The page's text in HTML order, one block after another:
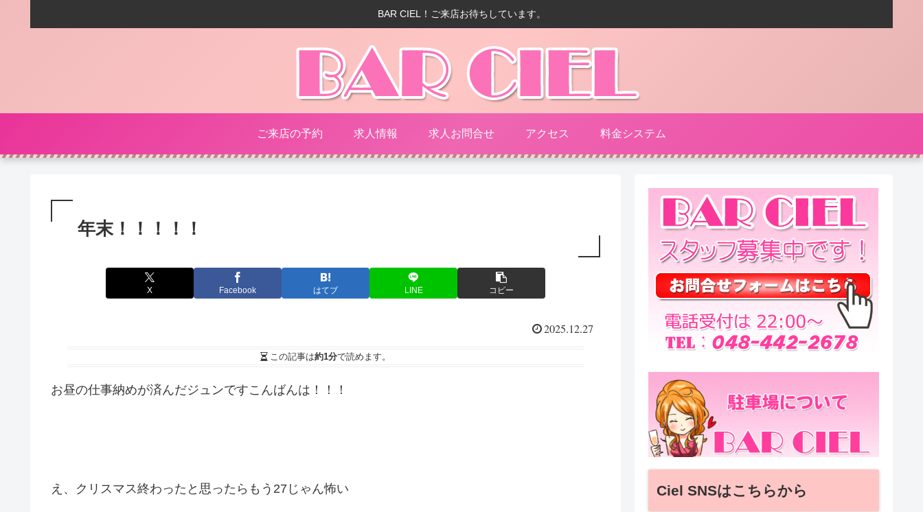
BAR CIEL！ご来店お待ちしています。
ご来店の予約 求人情報 求人お問合せ アクセス 料金システム
年末！！！！！
X Facebook はてブ LINE コピー
2025.12.27
この記事は約1分で読めます。
お昼の仕事納めが済んだジュンですこんばんは！！！
え、クリスマス終わったと思ったらもう27じゃん怖い Ciel SNSはこちらから